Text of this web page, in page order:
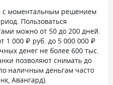
с моментальным решением
Пользоваться
можно от 50 до 200 дней.
1 000 ₽ руб. до 5 000 000 ₽
денег не более 600 тыс.
позволяют снимать до
наличным деньгам часто
Авангард).